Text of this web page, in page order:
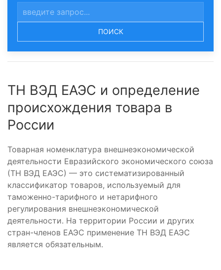
ПОИСК
ТН ВЭД ЕАЭС и определение
происхождения товара в
России
Товарная номенклатура внешнеэкономической
деятельности Евразийского экономического союза
(ТН ВЭД ЕАЭС) — это систематизированный
классификатор товаров, используемый для
таможенно-тарифного и нетарифного
регулирования внешнеэкономической
деятельности. На территории России и других
стран-членов ЕАЭС применение ТН ВЭД ЕАЭС
является обязательным.